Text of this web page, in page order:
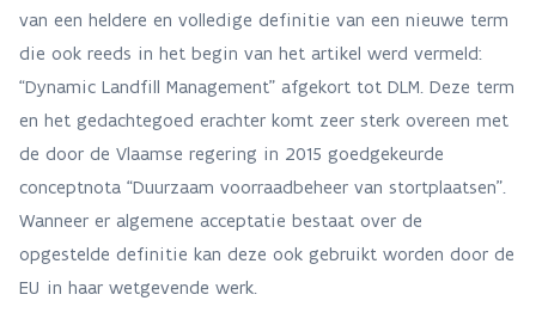
van een heldere en volledige definitie van een nieuwe term
die ook reeds in het begin van het artikel werd vermeld:
“Dynamic Landfill Management” afgekort tot DLM. Deze term
en het gedachtegoed erachter komt zeer sterk overeen met
de door de Vlaamse regering in 2015 goedgekeurde
conceptnota “Duurzaam voorraadbeheer van stortplaatsen”.
Wanneer er algemene acceptatie bestaat over de
opgestelde definitie kan deze ook gebruikt worden door de
EU in haar wetgevende werk.